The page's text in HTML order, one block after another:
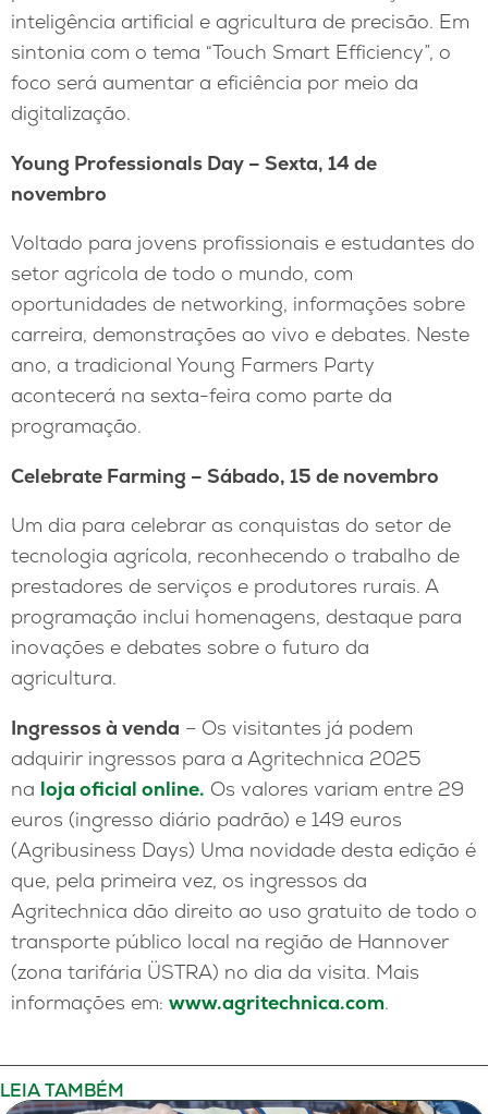
inteligência artificial e agricultura de precisão. Em
sintonia com o tema “Touch Smart Efficiency”, o
foco será aumentar a eficiência por meio da
digitalização.
Young Professionals Day – Sexta, 14 de
novembro
Voltado para jovens profissionais e estudantes do
setor agrícola de todo o mundo, com
oportunidades de networking, informações sobre
carreira, demonstrações ao vivo e debates. Neste
ano, a tradicional Young Farmers Party
acontecerá na sexta-feira como parte da
programação.
Celebrate Farming – Sábado, 15 de novembro
Um dia para celebrar as conquistas do setor de
tecnologia agrícola, reconhecendo o trabalho de
prestadores de serviços e produtores rurais. A
programação inclui homenagens, destaque para
inovações e debates sobre o futuro da
agricultura.
Ingressos à venda – Os visitantes já podem
adquirir ingressos para a Agritechnica 2025
na loja oficial online. Os valores variam entre 29
euros (ingresso diário padrão) e 149 euros
(Agribusiness Days) Uma novidade desta edição é
que, pela primeira vez, os ingressos da
Agritechnica dão direito ao uso gratuito de todo o
transporte público local na região de Hannover
(zona tarifária ÜSTRA) no dia da visita. Mais
informações em: www.agritechnica.com.
LEIA TAMBÉM